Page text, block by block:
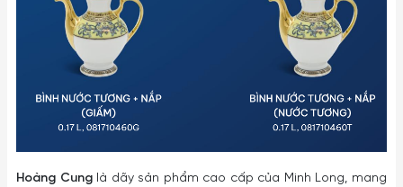
Hoàng Cunglà dãy sản phẩm cao cấp của Minh Long, mang